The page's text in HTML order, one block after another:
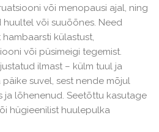
või menopausi ajal, ning
huultel või suuõõnes. Need
külastust,
või püsimeigi tegemist.
ilmast – külm tuul ja
suvel, sest nende mõjul
ja lõhenenud. Seetõttu kasutage
hügieenilist huulepulka